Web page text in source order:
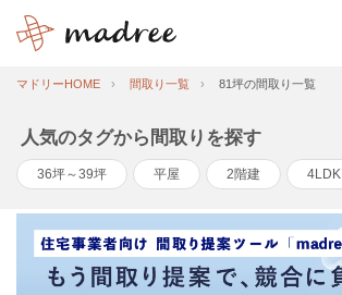
マドリーHOME 間取り一覧 81坪の間取り一覧
人気のタグから間取りを探す
36坪～39坪 平屋 2階建 4LDK